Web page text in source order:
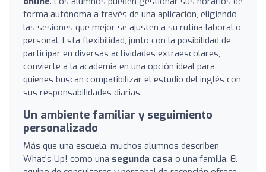
forma autónoma a través de una aplicación, eligiendo
las sesiones que mejor se ajusten a su rutina laboral o
personal. Esta flexibilidad, junto con la posibilidad de
participar en diversas actividades extraescolares,
convierte a la academia en una opción ideal para
quienes buscan compatibilizar el estudio del inglés con
sus responsabilidades diarias.
Un ambiente familiar y seguimiento
personalizado
Más que una escuela, muchos alumnos describen
What’s Up! como una segunda casa o una familia. El